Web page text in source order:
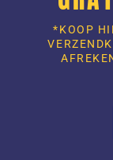
*KOOP